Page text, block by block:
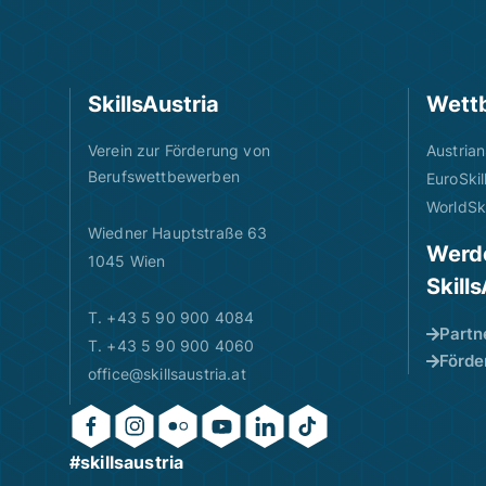
SkillsAustria
Verein zur Förderung von
Berufswettbewerben
Wiedner Hauptstraße 63
1045 Wien
T. +43 5 90 900 4084
T. +43 5 90 900 4060
office@skillsaustria.at
#skillsaustria